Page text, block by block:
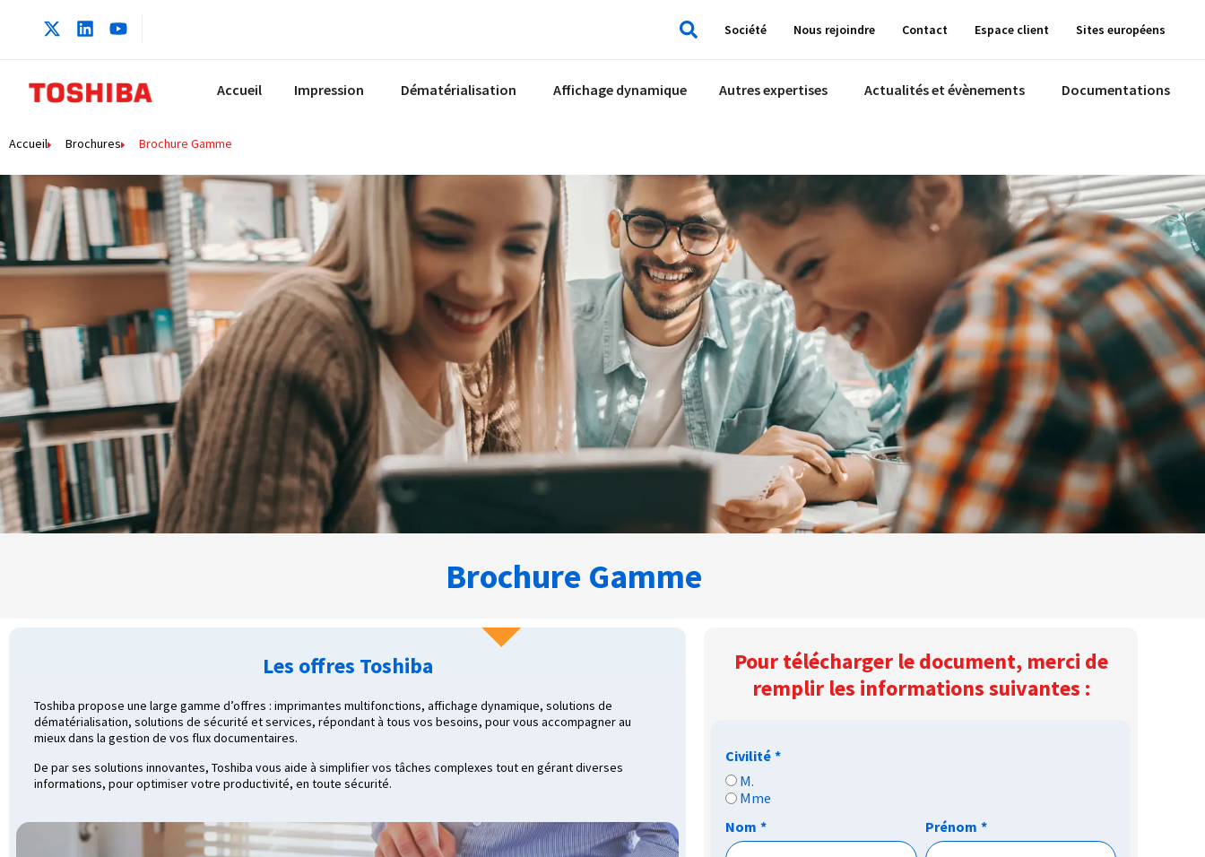
Société Nous rejoindre Contact Espace client Sites européens
Accueil Impression Dématérialisation Affichage dynamique Autres expertises Actualités et évènements Documentations
Accueil Brochures Brochure Gamme
Brochure Gamme
Les offres Toshiba
Toshiba propose une large gamme d’offres : imprimantes multifonctions, affichage dynamique, solutions de
dématérialisation, solutions de sécurité et services, répondant à tous vos besoins, pour vous accompagner au
mieux dans la gestion de vos flux documentaires.
De par ses solutions innovantes, Toshiba vous aide à simplifier vos tâches complexes tout en gérant diverses
informations, pour optimiser votre productivité, en toute sécurité.
Pour télécharger le document, merci de
remplir les informations suivantes :
Civilité *
M.
Mme
Nom * Prénom *